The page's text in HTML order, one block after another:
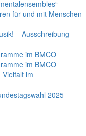
für und mit Menschen
– Ausschreibung
im BMCO
im BMCO
im
2025